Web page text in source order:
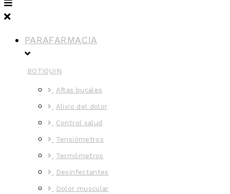
PARAFARMACIA
BOTIQUIN
Aftas bucales
Alivio del dolor
Control salud
Tensiómetros
Termómetros
Desinfectantes
Dolor muscular